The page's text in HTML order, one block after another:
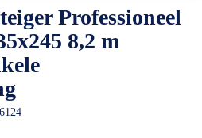
onze Actiepagina
een gratis offerte
Professioneel
8,2 m